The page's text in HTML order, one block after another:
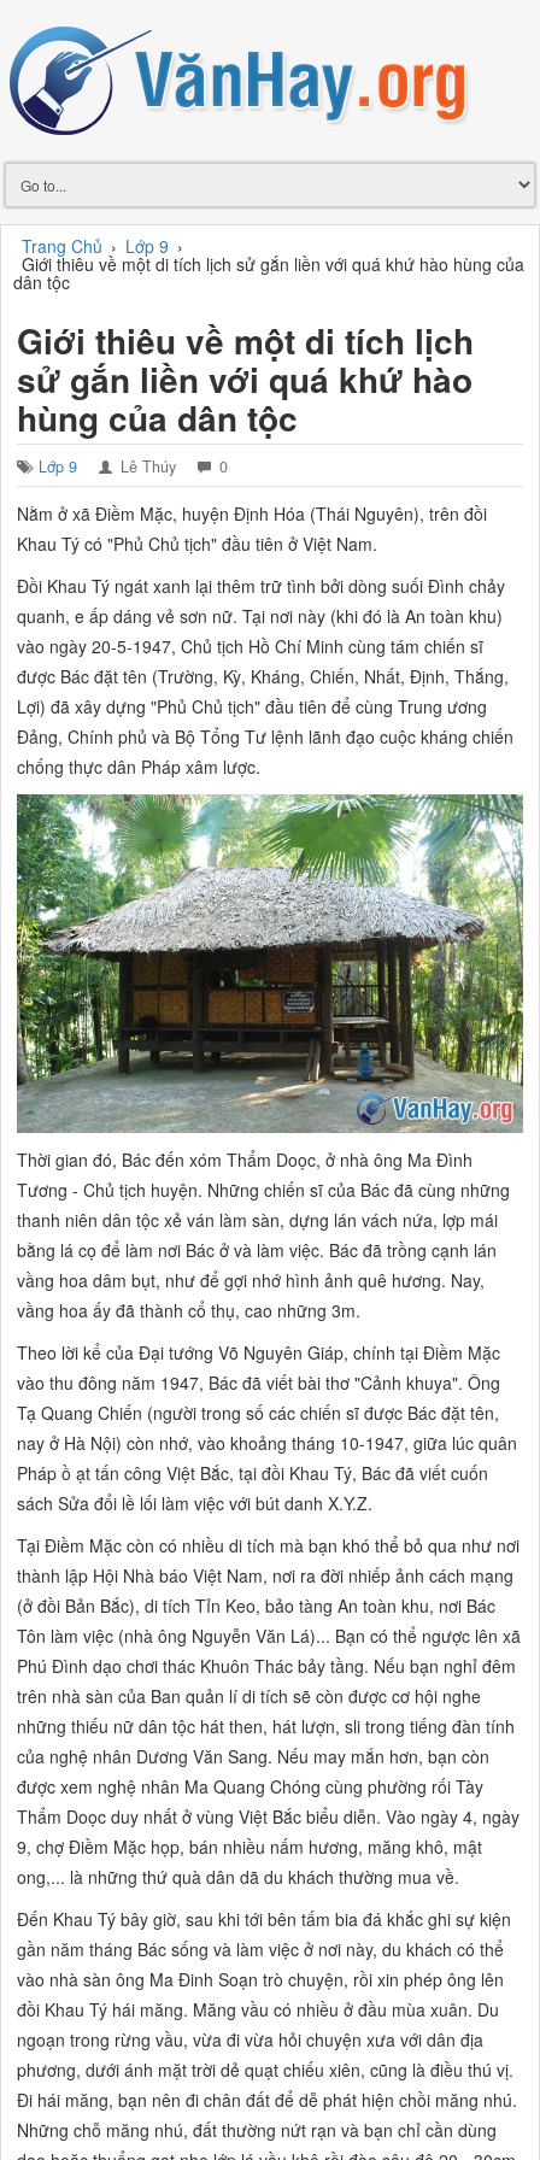
Trang Chủ › Lớp 9 ›
Giới thiêu về một di tích lịch sử gắn liền với quá khứ hào hùng của
dân tộc
Giới thiêu về một di tích lịch
sử gắn liền với quá khứ hào
hùng của dân tộc
Lớp 9 Lê Thúy 0
Nằm ở xã Điềm Mặc, huyện Định Hóa (Thái Nguyên), trên đồi
Khau Tý có "Phủ Chủ tịch" đầu tiên ở Việt Nam.
Đồi Khau Tý ngát xanh lại thêm trữ tình bởi dòng suối Đình chảy
quanh, e ấp dáng vẻ sơn nữ. Tại nơi này (khi đó là An toàn khu)
vào ngày 20-5-1947, Chủ tịch Hồ Chí Minh cùng tám chiến sĩ
được Bác đặt tên (Trường, Kỳ, Kháng, Chiến, Nhất, Định, Thắng,
Lợi) đã xây dựng "Phủ Chủ tịch" đầu tiên để cùng Trung ương
Đảng, Chính phủ và Bộ Tổng Tư lệnh lãnh đạo cuộc kháng chiến
chống thực dân Pháp xâm lược.
Thời gian đó, Bác đến xóm Thẩm Doọc, ở nhà ông Ma Đình
Tương - Chủ tịch huyện. Những chiến sĩ của Bác đã cùng những
thanh niên dân tộc xẻ ván làm sàn, dựng lán vách nứa, lợp mái
bằng lá cọ để làm nơi Bác ở và làm việc. Bác đã trồng cạnh lán
vầng hoa dâm bụt, như để gợi nhớ hình ảnh quê hương. Nay,
vầng hoa ấy đã thành cổ thụ, cao những 3m.
Theo lời kể của Đại tướng Võ Nguyên Giáp, chính tại Điềm Mặc
vào thu đông năm 1947, Bác đã viết bài thơ "Cảnh khuya". Ông
Tạ Quang Chiến (người trong số các chiến sĩ được Bác đặt tên,
nay ở Hà Nội) còn nhớ, vào khoảng tháng 10-1947, giữa lúc quân
Pháp ồ ạt tấn công Việt Bắc, tại đồi Khau Tý, Bác đã viết cuốn
sách Sửa đổi lề lối làm việc với bút danh X.Y.Z.
Tại Điềm Mặc còn có nhiều di tích mà bạn khó thể bỏ qua như nơi
thành lập Hội Nhà báo Việt Nam, nơi ra đời nhiếp ảnh cách mạng
(ở đồi Bản Bắc), di tích Tỉn Keo, bảo tàng An toàn khu, nơi Bác
Tôn làm việc (nhà ông Nguyễn Văn Lá)... Bạn có thể ngược lên xã
Phú Đình dạo chơi thác Khuôn Thác bảy tầng. Nếu bạn nghỉ đêm
trên nhà sàn của Ban quản lí di tích sẽ còn được cơ hội nghe
những thiếu nữ dân tộc hát then, hát lượn, sli trong tiếng đàn tính
của nghệ nhân Dương Văn Sang. Nếu may mắn hơn, bạn còn
được xem nghệ nhân Ma Quang Chóng cùng phường rối Tày
Thẩm Doọc duy nhất ở vùng Việt Bắc biểu diễn. Vào ngày 4, ngày
9, chợ Điềm Mặc họp, bán nhiều nấm hương, măng khô, mật
ong,... là những thứ quà dân dã du khách thường mua về.
Đến Khau Tý bây giờ, sau khi tới bên tấm bia đá khắc ghi sự kiện
gần năm tháng Bác sống và làm việc ở nơi này, du khách có thể
vào nhà sàn ông Ma Đinh Soạn trò chuyện, rồi xin phép ông lên
đồi Khau Tý hái măng. Măng vầu có nhiều ở đầu mùa xuân. Du
ngoạn trong rừng vầu, vừa đi vừa hỏi chuyện xưa với dân địa
phương, dưới ánh mặt trời dẻ quạt chiếu xiên, cũng là điều thú vị.
Đi hái măng, bạn nên đi chân đất để dễ phát hiện chồi măng nhú.
Những chỗ măng nhú, đất thường nứt rạn và bạn chỉ cần dùng